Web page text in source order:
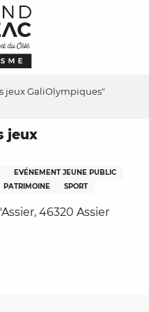
jeux GaliOlympiques"
jeux
EVÉNEMENT JEUNE PUBLIC
PATRIMOINE SPORT
46320 Assier